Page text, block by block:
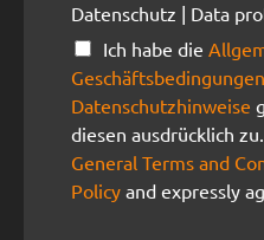
r
a
r
b
e
i
t
u
n
Datenschutz | Data
Ich habe die
Geschäftsbedingungen
Datenschutzhinweise
diesen ausdrücklich
General Terms and
Policy and expressly